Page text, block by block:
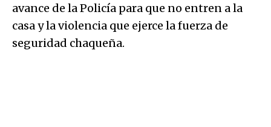
avance de la Policía para que no entren a la
casa y la violencia que ejerce la fuerza de
seguridad chaqueña.